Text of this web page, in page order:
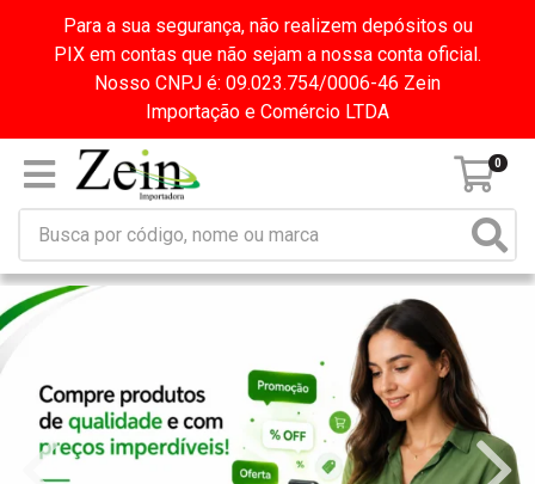
Para a sua segurança, não realizem depósitos ou
PIX em contas que não sejam a nossa conta oficial.
Nosso CNPJ é: 09.023.754/0006-46 Zein
Importação e Comércio LTDA
0